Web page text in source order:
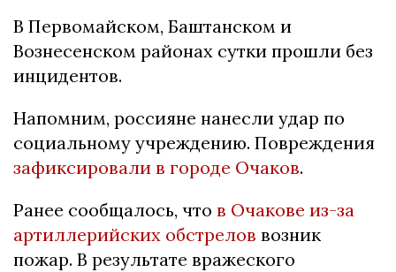
В Первомайском, Баштанском и
Вознесенском районах сутки прошли без
инцидентов.
Напомним, россияне нанесли удар по
социальному учреждению. Повреждения
зафиксировали в городе Очаков.
Ранее сообщалось, что в Очакове из-за
артиллерийских обстрелов возник
пожар. В результате вражеского